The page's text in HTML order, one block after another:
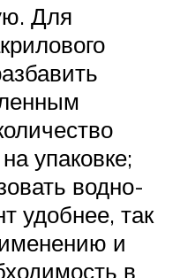
Для
упаковке;
водно-
удобнее, так
и
в